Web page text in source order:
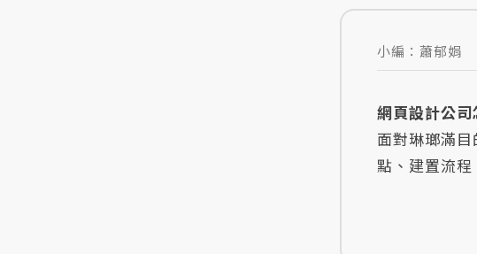
小編：蕭郁娟
網頁設計公
面對琳瑯滿
點、建置流